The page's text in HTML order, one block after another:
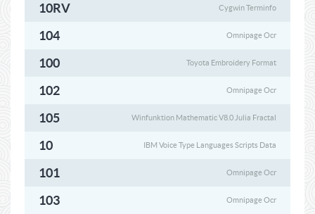
10RV Cygwin Terminfo
104 Omnipage Ocr
100 Toyota Embroidery Format
102 Omnipage Ocr
105 Winfunktion Mathematic V8.0 Julia Fractal
10 IBM Voice Type Languages Scripts Data
101 Omnipage Ocr
103 Omnipage Ocr